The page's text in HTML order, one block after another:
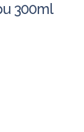
300ml